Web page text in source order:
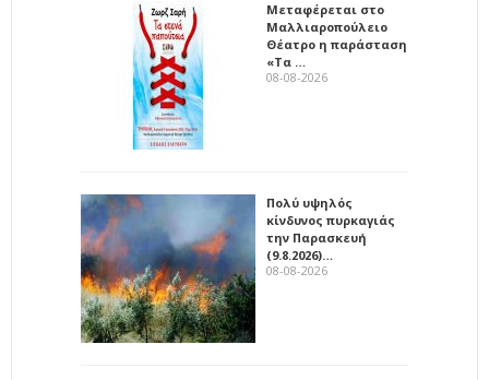
Μεταφέρεται στο
Μαλλιαροπούλειο
Θέατρο η παράσταση
«Τα …
08-08-2026
Πολύ υψηλός
κίνδυνος πυρκαγιάς
την Παρασκευή
(9.8.2026)…
08-08-2026